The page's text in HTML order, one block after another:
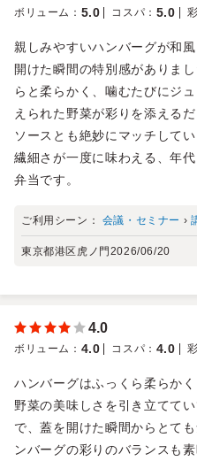
ボリューム ： 5.0 コスパ ： 5.0
親しみやすいハンバーグが和
開けた瞬間の特別感がありま
らと柔らかく、噛むたびにジ
えられた野菜が彩りを添える
ソースとも絶妙にマッチして
繊細さが一度に味わえる、年
弁当です。
ご利用シーン： 会議・セミナー ›
東京都港区虎ノ門2026/06/20
4.0
ボリューム ： 4.0 コスパ ： 4.0
ハンバーグはふっくら柔らか
野菜の美味しさを引き立てて
で、蓋を開けた瞬間からとて
ンバーグの彩りのバランスも